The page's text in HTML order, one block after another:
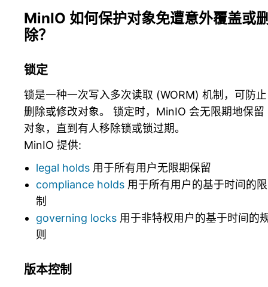
MinIO 如何保护对象免遭意外覆盖或
除？
锁定
锁是一种一次写入多次读取 (WORM) 机制，可防止
删除或修改对象。 锁定时，MinIO 会无限期地保留
对象，直到有人移除锁或锁过期。
MinIO 提供:
legal holds 用于所有用户无限期保留
compliance holds 用于所有用户的基于时间的限
制
governing locks 用于非特权用户的基于时间的
则
版本控制